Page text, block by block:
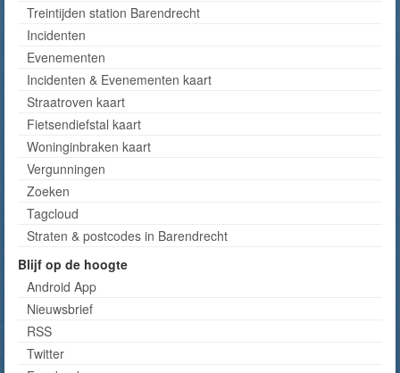
Treintijden station Barendrecht
Incidenten
Evenementen
Incidenten & Evenementen kaart
Straatroven kaart
Fietsendiefstal kaart
Woninginbraken kaart
Vergunningen
Zoeken
Tagcloud
Straten & postcodes in Barendrecht
Blijf op de hoogte
Android App
Nieuwsbrief
RSS
Twitter